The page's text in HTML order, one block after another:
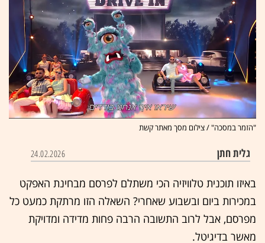
"הזמר במסכה" / צילום מסך מאתר קשת
גלית חתן 24.02.2026
באיזו תוכנית טלוויזיה הכי משתלם לפרסם מבחינת האפקט
במכירות ביום ובשבוע שאחרי? השאלה הזו מרתקת כמעט כל
מפרסם, אבל לרוב התשובה הרבה פחות מדידה ומדויקת
מאשר בדיגיטל.